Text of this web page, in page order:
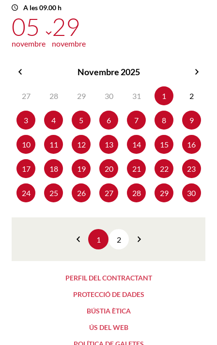
A les 09.00 h
05
novembre
29
novembre
Novembre 2025
27
28 29 30 31 1 2
3 4 5 6 7 8 9
10 11 12 13 14 15 16
17 18 19 20 21 22 23
24 25 26 27 28 29 30
Anterior
1 2
PERFIL DEL CONTRACTANT
PROTECCIÓ DE DADES
BÚSTIA ÈTICA
ÚS DEL WEB